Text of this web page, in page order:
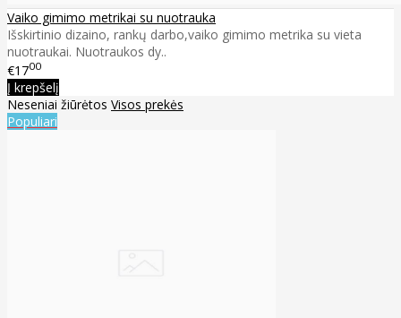
Vaiko gimimo metrikai su nuotrauka
Išskirtinio dizaino, rankų darbo,vaiko gimimo metrika su vieta
nuotraukai. Nuotraukos dy..
€1700
Į krepšelį
Neseniai žiūrėtos Visos prekės
Populiari